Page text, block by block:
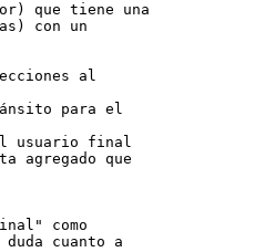
que tiene una
con un
al
para el
usuario final
agregado que
como
cuanto a